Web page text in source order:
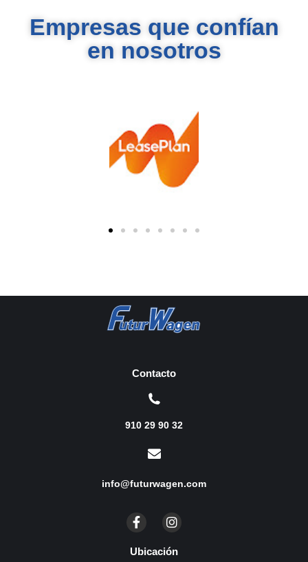
Empresas que confían
en nosotros
Contacto
910 29 90 32
info@futurwagen.com
Ubicación